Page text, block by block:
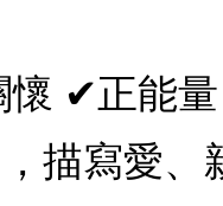
✔正能量
描寫愛